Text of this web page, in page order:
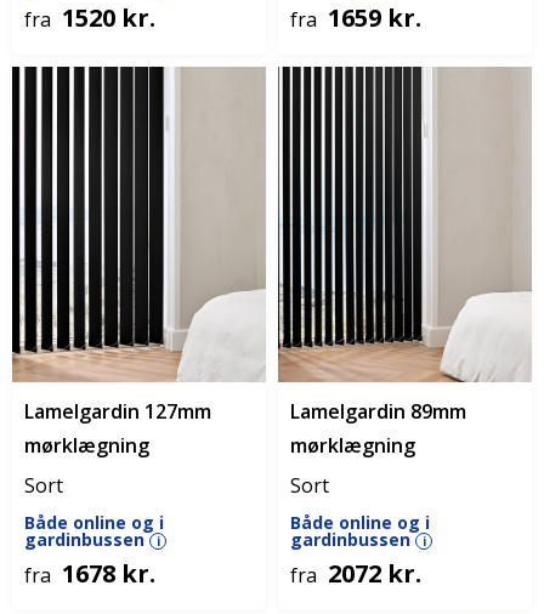
fra 1520 kr. fra 1659 kr.
Lamelgardin 127mm
mørklægning
Sort
Både online og i
gardinbussen i
fra 1678 kr.
Lamelgardin 89mm
mørklægning
Sort
Både online og i
gardinbussen i
fra 2072 kr.